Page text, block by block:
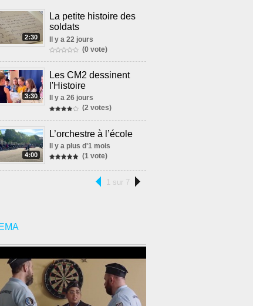
2:30
La petite histoire des
soldats
Il y a 22 jours
(0 vote)
3:30
Les CM2 dessinent
l'Histoire
Il y a 26 jours
(2 votes)
4:00
L’orchestre à l’école
Il y a plus d'1 mois
(1 vote)
1 sur 7